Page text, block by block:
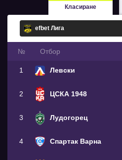
Класиране
№ Oтбор
1 Левски
2 ЦСКА 1948
3 Лудогорец
4 Спартак Варна